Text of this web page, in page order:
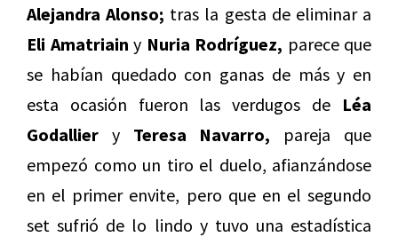
Alejandra Alonso; tras la gesta de eliminar a
Eli Amatriain y Nuria Rodríguez, parece que
se habían quedado con ganas de más y en
esta ocasión fueron las verdugos de Léa
Godallier y Teresa Navarro, pareja que
empezó como un tiro el duelo, afianzándose
en el primer envite, pero que en el segundo
set sufrió de lo lindo y tuvo una estadística